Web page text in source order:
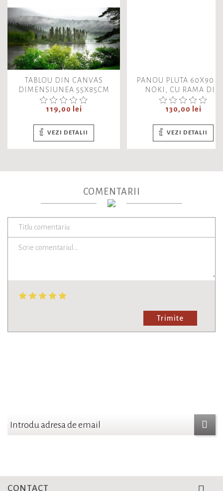
TABLOU DIN CANVAS
DIMENSIUNEA 55X85CM
PEISAJ VARA NATURA
Pret
119,00 lei
VEZI DETALII
PANOU PLUTA 60X90
NOKI, CU RAMA DIN
ALUMINIU
Pret
130,00 lei
VEZI DETALII
COMENTARII
Trimite
CONTACT